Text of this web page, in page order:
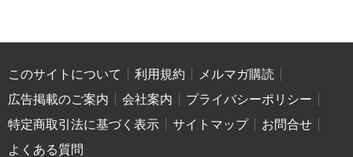
このサイトについて 利用規約
メルマガ購読
広告掲載のご案内
会社案内
プライバシーポリシー
特定商取引法に基づく表示
サイトマップ
お問合せ
よくある質問